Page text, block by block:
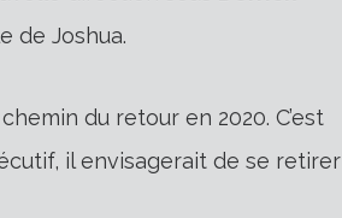
de Joshua.
du retour en 2020. C’est
il envisagerait de se retirer